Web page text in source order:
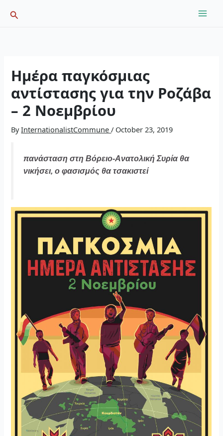
Search
Ημέρα παγκόσμιας
αντίστασης για την Ροζάβα
– 2 Νοεμβρίου
ByInternationalistCommune/ October 23, 2019
πανάσταση στη Βόρειο-Ανατολική Συρία θα
νικήσει, ο φασισμός θα τσακιστεί